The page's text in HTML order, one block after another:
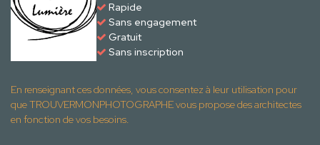
Rapide
Sans engagement
Gratuit
Sans inscription
En renseignant ces données, vous consentez à leur utilisation pour
que TROUVERMONPHOTOGRAPHE vous propose des architectes
en fonction de vos besoins.